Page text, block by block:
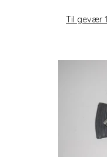
Til gevær